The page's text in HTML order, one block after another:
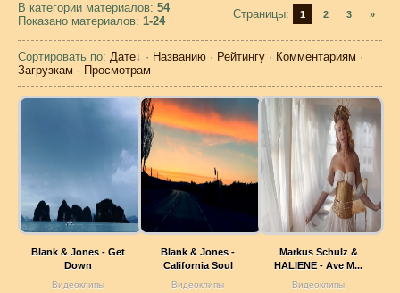
В категории материалов: 54
Показано материалов: 1-24
Страницы: 1 2 3 »
Сортировать по: Дате · Названию · Рейтингу · Комментариям ·
Загрузкам · Просмотрам
Blank & Jones - Get
Down
Видеоклипы
Blank & Jones -
California Soul
Видеоклипы
Markus Schulz &
HALIENE - Ave M...
Видеоклипы